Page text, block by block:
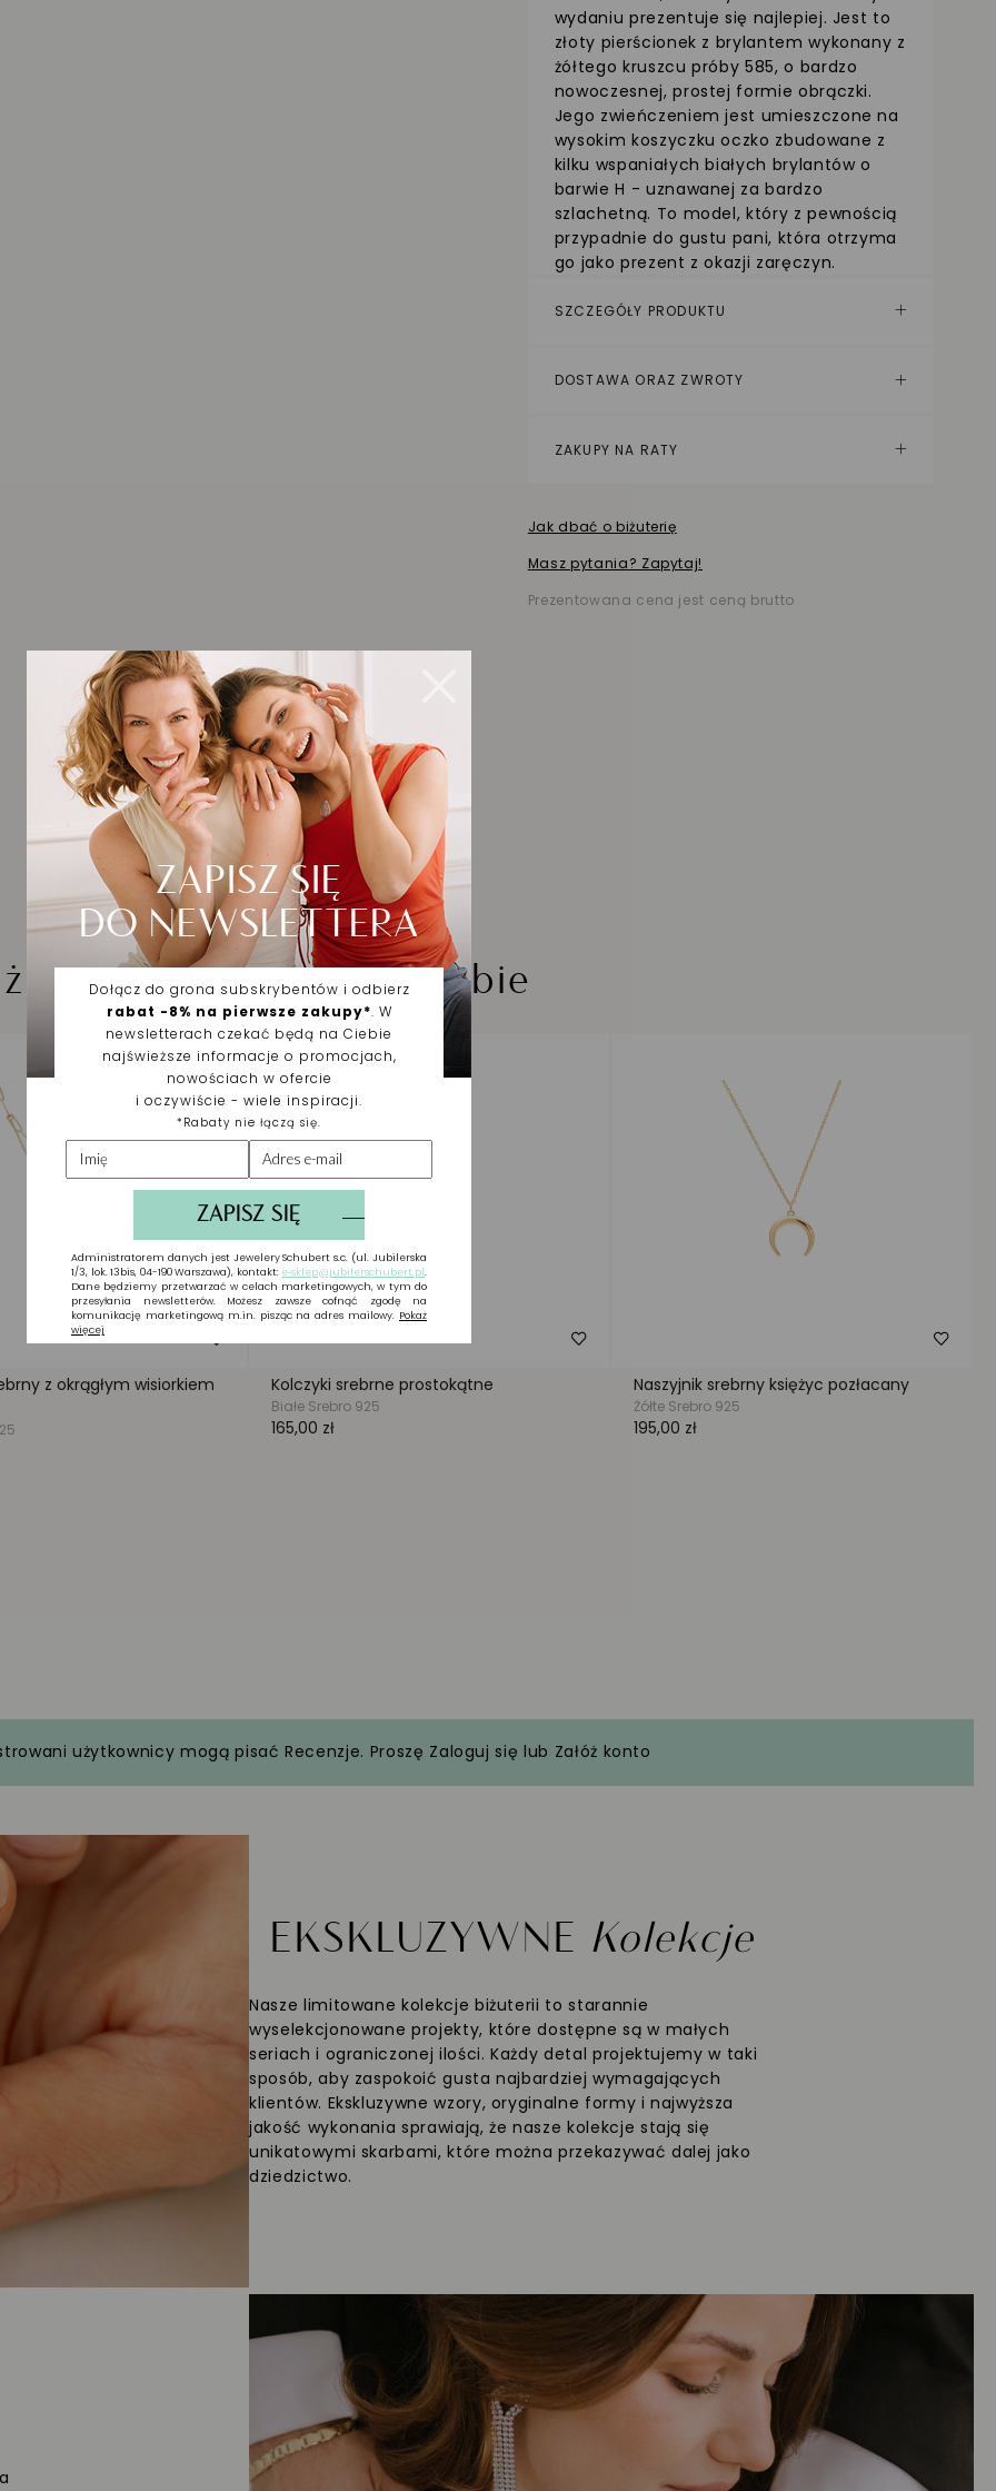
wydaniu prezentuje się najlepiej. Jest to
złoty pierścionek z brylantem wykonany z
żółtego kruszcu próby 585, o bardzo
nowoczesnej, prostej formie obrączki.
Jego zwieńczeniem jest umieszczone na
wysokim koszyczku oczko zbudowane z
kilku wspaniałych białych brylantów o
barwie H - uznawanej za bardzo
szlachetną. To model, który z pewnością
przypadnie do gustu pani, która otrzyma
go jako prezent z okazji zaręczyn.
SZCZEGÓŁY PRODUKTU
DOSTAWA ORAZ ZWROTY
ZAKUPY NA RATY
Jak dbać o biżuterię
Masz pytania? Zapytaj!
Prezentowana cena jest ceną brutto
wybrana dla Ciebie
użytkownicy mogą pisać Recenzje. Proszę Zaloguj się lub Załóż konto
EKSKLUZYWNE Kolekcje
Nasze limitowane kolekcje biżuterii to starannie
wyselekcjonowane projekty, które dostępne są w małych
seriach i ograniczonej ilości. Każdy detal projektujemy w taki
sposób, aby zaspokoić gusta najbardziej wymagających
klientów. Ekskluzywne wzory, oryginalne formy i najwyższa
jakość wykonania sprawiają, że nasze kolekcje stają się
unikatowymi skarbami, które można przekazywać dalej jako
dziedzictwo.